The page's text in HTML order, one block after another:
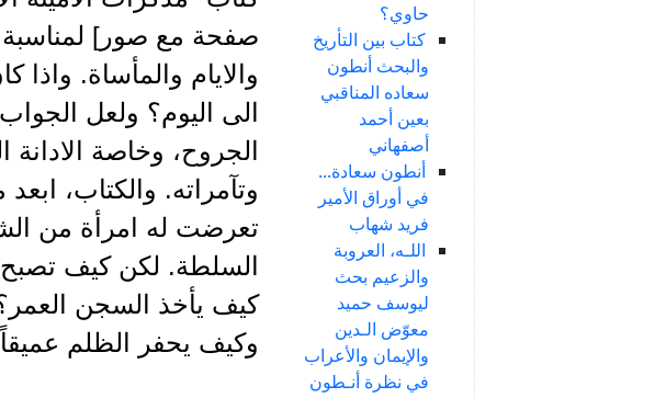
حاوي؟
كتاب بين التأريخ
والبحث أنطون
سعاده المناقبي
بعين أحمد
أصفهاني
أنطون سعادة...
في أوراق الأمير
فريد شهاب
اللـه، العروبة
والزعيم بحث
ليوسف حميد
معوّض الـدين
والإيمان والأعراب
في نظرة أنـطون
صفحة مع صور] لمناسبة
والايام والمأساة. واذا
الى اليوم؟ ولعل
الجروح، وخاصة
وتآمراته. والكتاب،
تعرضت له امرأة من
السلطة. لكن كيف تصبح
كيف يأخذ السجن العمر؟
وكيف يحفر الظلم